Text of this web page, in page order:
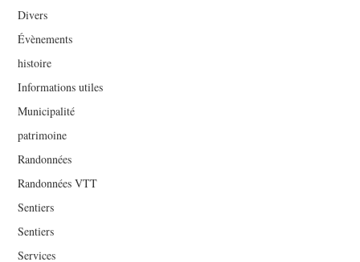
Divers
Évènements
histoire
Informations utiles
Municipalité
patrimoine
Randonnées
Randonnées VTT
Sentiers
Sentiers
Services